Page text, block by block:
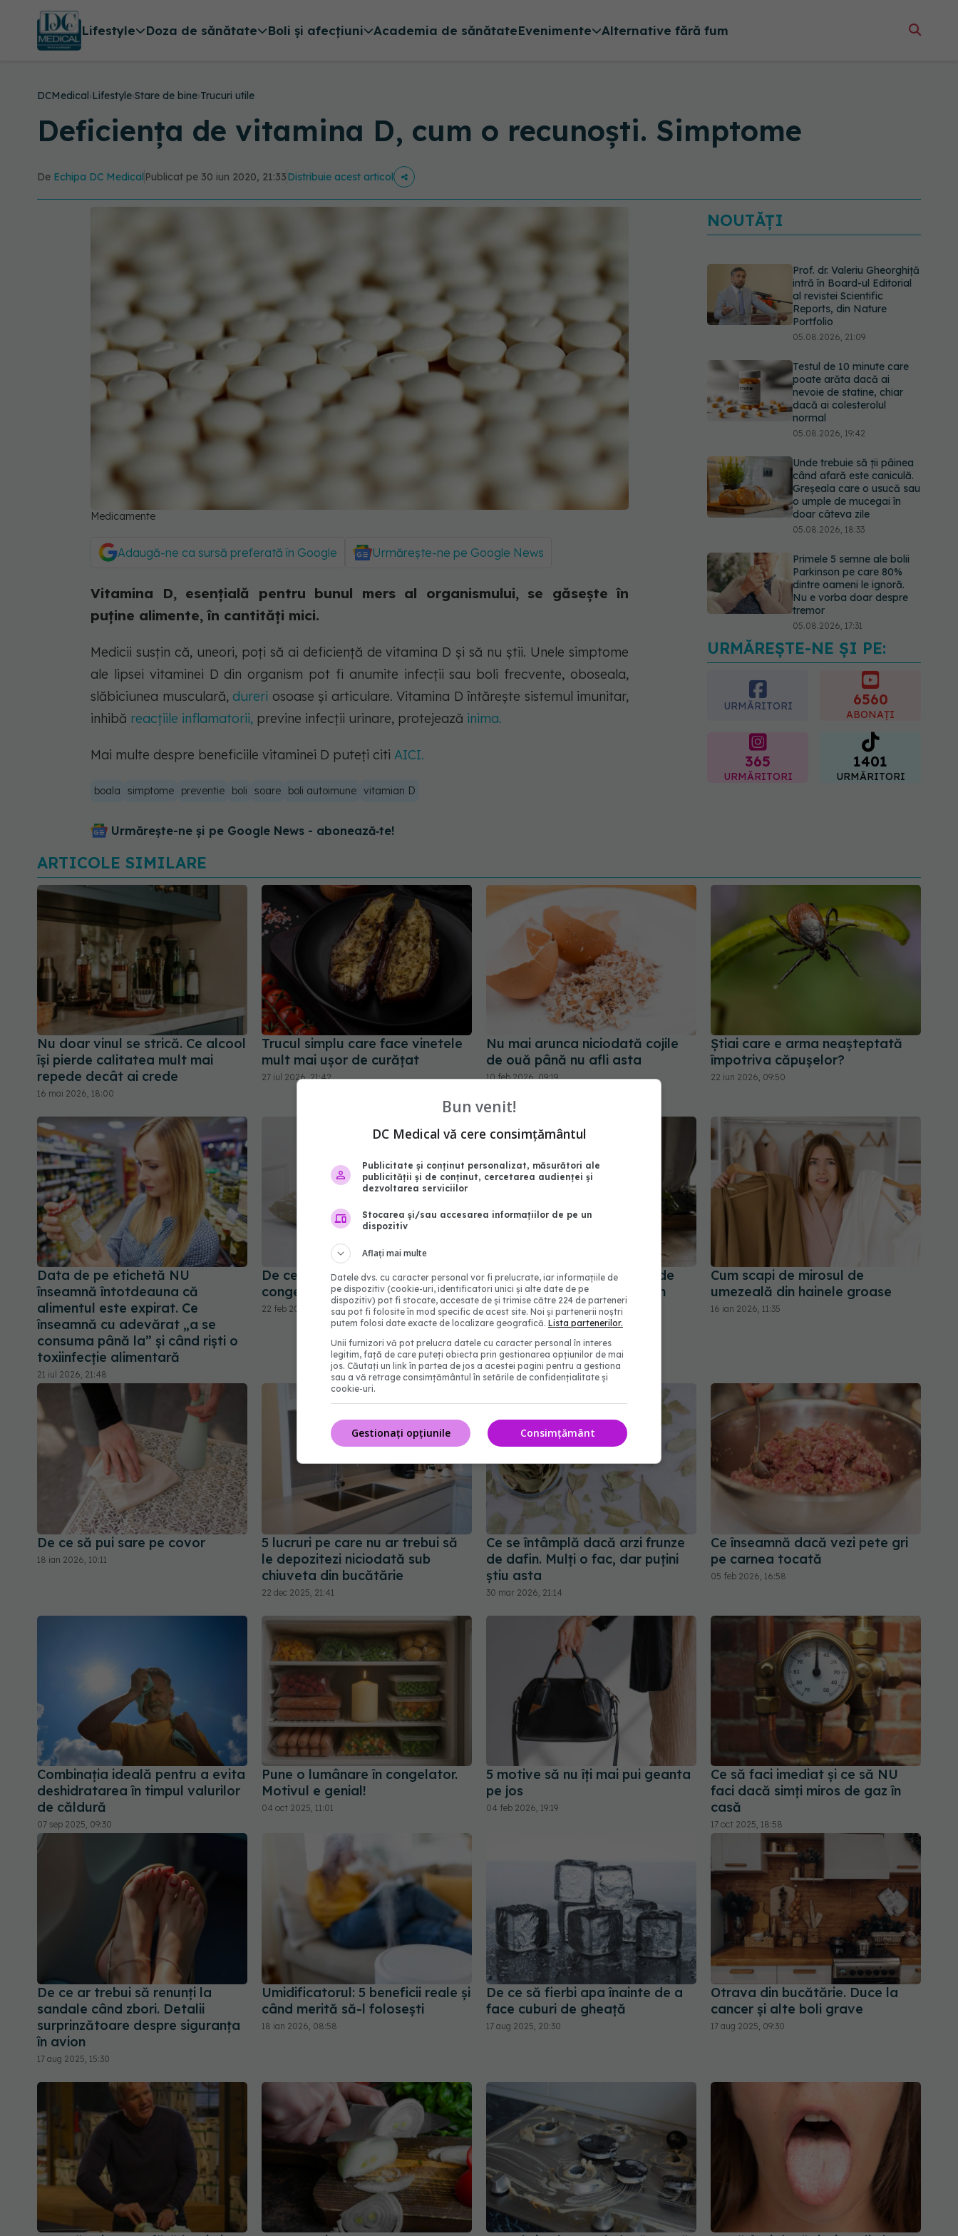
Lifestyle Doza de sănătate Boli și afecțiuni Academia de sănătateEvenimente Alternative fără fum
DCMedical›Lifestyle›Stare de bine›Trucuri utile
Deficiența de vitamina D, cum o recunoști. Simptome
De Echipa DC Medical Publicat pe 30 iun 2020, 21:33Distribuie acest articol
Medicamente
Adaugă-ne ca sursă preferată în Google Urmărește-ne pe Google News
Vitamina D, esențială pentru bunul mers al organismului, se găsește în
puține alimente, în cantități mici.
Medicii susțin că, uneori, poți să ai deficiență de vitamina D și să nu știi. Unele simptome
ale lipsei vitaminei D din organism pot fi anumite infecții sau boli frecvente, oboseala,
slăbiciunea musculară, dureri osoase și articulare. Vitamina D întărește sistemul imunitar,
inhibă reacțiile inflamatorii, previne infecții urinare, protejează inima.
Mai multe despre beneficiile vitaminei D puteți citi AICI.
boala simptome preventie boli soare boli autoimune vitamian D
Urmărește-ne și pe Google News - abonează‑te!
NOUTĂȚI
Prof. dr. Valeriu Gheorghiță
intră în Board-ul Editorial
al revistei Scientific
Reports, din Nature
Portfolio
05.08.2026, 21:09
Testul de 10 minute care
poate arăta dacă ai
nevoie de statine, chiar
dacă ai colesterolul
normal
05.08.2026, 19:42
Unde trebuie să ții pâinea
când afară este caniculă.
Greșeala care o usucă sau
o umple de mucegai în
doar câteva zile
05.08.2026, 18:33
Primele 5 semne ale bolii
Parkinson pe care 80%
dintre oameni le ignoră.
Nu e vorba doar despre
tremor
05.08.2026, 17:31
Gabriela Cristea, manifest
pentru respect și
acceptare: Corpul
fiecăruia spune o poveste
05.08.2026, 21:23
URMĂREȘTE-NE ȘI PE:
URMĂRITORI 6560
ABONAȚI
365
URMĂRITORI
1401
URMĂRITORI
ARTICOLE SIMILARE
Nu doar vinul se strică. Ce alcool
își pierde calitatea mult mai
repede decât ai crede
16 mai 2026, 18:00
Trucul simplu care face vinetele
mult mai ușor de curățat
27 iul 2026, 21:42
Nu mai arunca niciodată cojile
de ouă până nu afli asta
10 feb 2026, 09:19
Știai care e arma neașteptată
împotriva căpușelor?
22 iun 2026, 09:50
Data de pe etichetă NU
înseamnă întotdeauna că
alimentul este expirat. Ce
înseamnă cu adevărat „a se
consuma până la” și când riști o
toxiinfecție alimentară
21 iul 2026, 21:48
De ce să bagi fețele de pernă în
congelator
22 feb 2026, 13:30
6 greșeli pe care designerii de
interior nu le fac niciodată în
propriile case
06 sep 2025, 13:30
Cum scapi de mirosul de
umezeală din hainele groase
16 ian 2026, 11:35
De ce să pui sare pe covor
18 ian 2026, 10:11
5 lucruri pe care nu ar trebui să
le depozitezi niciodată sub
chiuveta din bucătărie
22 dec 2025, 21:41
Ce se întâmplă dacă arzi frunze
de dafin. Mulți o fac, dar puțini
știu asta
30 mar 2026, 21:14
Ce înseamnă dacă vezi pete gri
pe carnea tocată
05 feb 2026, 16:58
Combinația ideală pentru a evita
deshidratarea în timpul valurilor
de căldură
07 sep 2025, 09:30
Pune o lumânare în congelator.
Motivul e genial!
04 oct 2025, 11:01
5 motive să nu îți mai pui geanta
pe jos
04 feb 2026, 19:19
Ce să faci imediat și ce să NU
faci dacă simți miros de gaz în
casă
17 oct 2025, 18:58
De ce ar trebui să renunți la
sandale când zbori. Detalii
surprinzătoare despre siguranța
în avion
17 aug 2025, 15:30
Umidificatorul: 5 beneficii reale și
când merită să-l folosești
18 ian 2026, 08:58
De ce să fierbi apa înainte de a
face cuburi de gheață
17 aug 2025, 20:30
Otrava din bucătărie. Duce la
cancer și alte boli grave
17 aug 2025, 09:30
Bun venit!
DC Medical vă cere consimțământul
Publicitate și conținut personalizat, măsurători ale
publicității și de conținut, cercetarea audienței și
dezvoltarea serviciilor
Stocarea și/sau accesarea informațiilor de pe un
dispozitiv
Aflați mai multe
Datele dvs. cu caracter personal vor fi prelucrate, iar informațiile de
pe dispozitiv (cookie-uri, identificatori unici și alte date de pe
dispozitiv) pot fi stocate, accesate de și trimise către 224 de parteneri
sau pot fi folosite în mod specific de acest site. Noi și partenerii noștri
putem folosi date exacte de localizare geografică. Lista partenerilor.
Unii furnizori vă pot prelucra datele cu caracter personal în interes
legitim, față de care puteți obiecta prin gestionarea opțiunilor de mai
jos. Căutați un link în partea de jos a acestei pagini pentru a gestiona
sau a vă retrage consimțământul în setările de confidențialitate și
cookie-uri.
Consimțământ
Gestionați opțiunile